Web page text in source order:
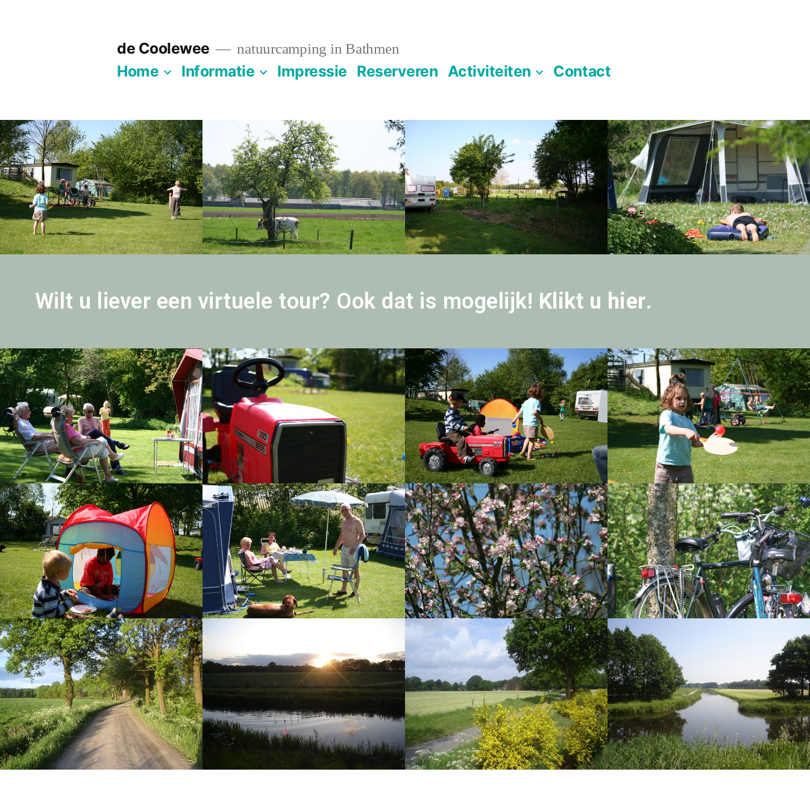
de Coolewee natuurcamping in Bathmen
Home Informatie Impressie Reserveren Activiteiten Contact
Wilt u liever een virtuele tour? Ook dat is mogelijk! Klikt u hier.